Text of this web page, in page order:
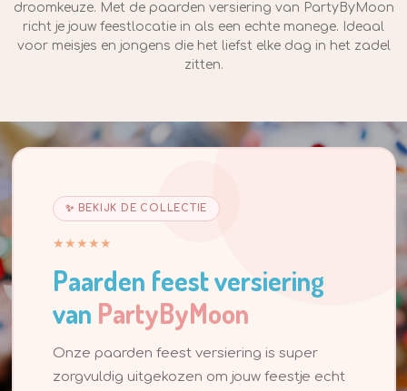
droomkeuze. Met de paarden versiering van PartyByMoon
richt je jouw feestlocatie in als een echte manege. Ideaal
voor meisjes en jongens die het liefst elke dag in het zadel
zitten.
✨ BEKIJK DE COLLECTIE
★★★★★
Paarden feest versiering
van PartyByMoon
Onze paarden feest versiering is super
zorgvuldig uitgekozen om jouw feestje echt